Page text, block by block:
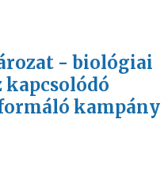
- biológiai
kampány